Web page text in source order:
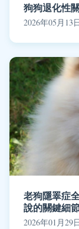
狗狗退化性
2026年05月13
老狗隱睪症
說的關鍵細
2026年01月29